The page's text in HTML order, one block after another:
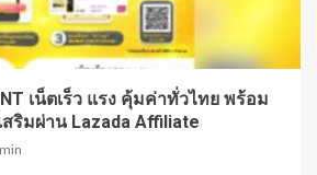
เน็ตเร็ว แรง คุ้มค่าทั่วไทย พร้อม
สริมผ่าน Lazada Affiliate